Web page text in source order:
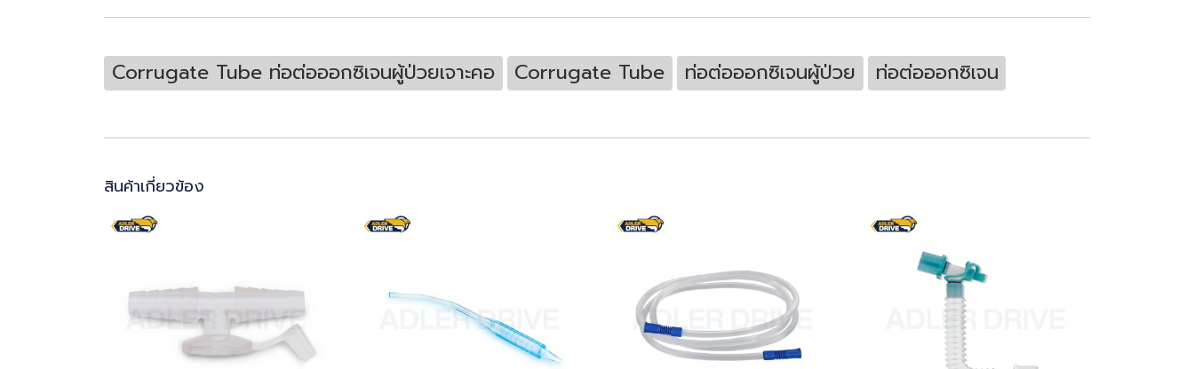
Corrugate Tube ท่อต่อออกซิเจนผู้ป่วยเจาะคอ Corrugate Tube ท่อต่อออกซิเจนผู้ป่วย ท่อต่อออกซิเจน
สินค้าเกี่ยวข้อง